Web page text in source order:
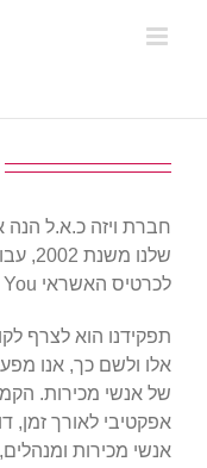
חברת ויזה כ.א.ל
לכרטיס האשראי Fly Card, You ו-Family365.
תפקידנו הוא לצרף
אלו ולשם כך, אנו
של אנשי מכירות.
אפקטיבי לאורך
אנשי מכירות